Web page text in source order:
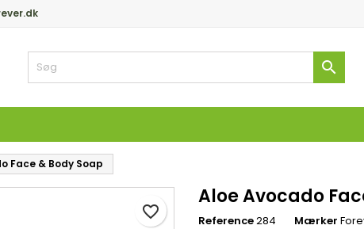

Face & Body Soap
Aloe Avocado
Reference284 Mærker
favorite_border
My wishlists
Create new list
Opret ønskeliste
Log ind
Du skal være logget på for at gemme produkter på din ønskeliste.